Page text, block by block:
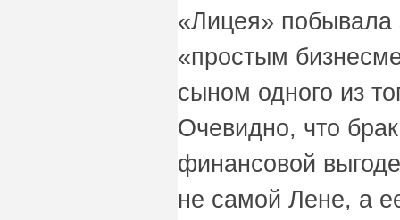
«Лицея»
«простым
сыном одного из
Очевидно, что
финансовой
не самой Лене, а